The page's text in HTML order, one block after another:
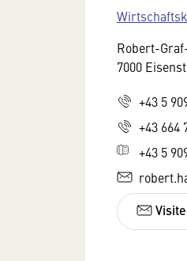
Robert-
7000
+43 5
+43 664
+43 5